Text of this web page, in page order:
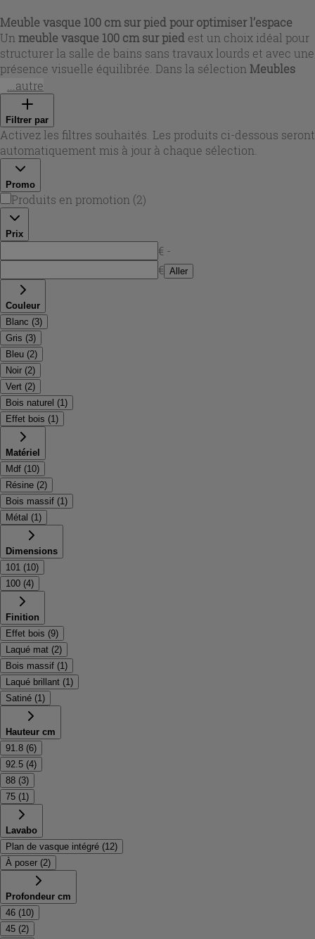
Meuble vasque 100 cm sur pied pour optimiser l’espace
Un meuble vasque 100 cm sur pied est un choix idéal pour
structurer la salle de bains sans travaux lourds et avec une
présence visuelle équilibrée. Dans la sélection Meubles
vasque 100 cm sur pieds
autour de 100/101 cm conçus pour offrir un plan
confortable au quotidien, tout en laissant le sol visible pour
une sensation de légèreté. Les solutions sur pieds
conviennent aussi bien aux pièces familiales qu’aux salles
d’eau, grâce à des proportions qui facilitent la circulation
essentiels à portée de main.
...autre
Filtrer par
Activez les filtres souhaités. Les produits ci-dessous seront
automatiquement mis à jour à chaque sélection.
Promo
Produits en promotion (2)
Prix
€ -
€ Aller
Couleur
Blanc (3)
Gris (3)
Bleu (2)
Noir (2)
Vert (2)
Bois naturel (1 )
Effet bois (1 )
Matériel
Mdf (10)
Résine (2)
Bois massif (1 )
Métal (1 )
Dimensions
101 (10)
100 (4)
Finition
Effet bois (9)
Laqué mat (2)
Bois massif (1 )
Laqué brillant (1 )
Satiné (1 )
Hauteur cm
91.8 (6)
92.5 (4)
88 (3)
75 (1 )
Lavabo
Plan de vasque intégré (12)
À poser (2)
Profondeur cm
46 (10)
45 (2)